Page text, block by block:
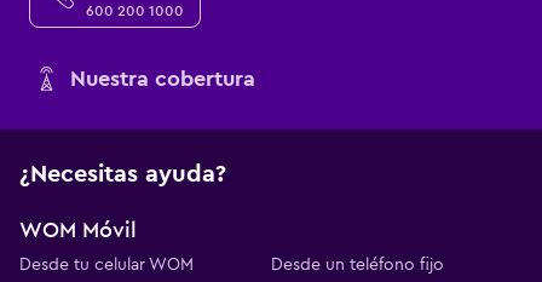
600 200 1000
Nuestra cobertura
¿Necesitas ayuda?
WOM Móvil
Desde tu celular WOM Desde un teléfono fijo